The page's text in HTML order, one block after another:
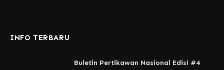
INFO TERBARU
Buletin Pertikawan Nasional Edisi #4